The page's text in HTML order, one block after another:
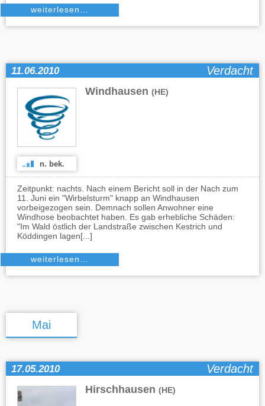
weiterlesen…
11.06.2010 Verdacht
Windhausen (HE)
n. bek.
Zeitpunkt: nachts. Nach einem Bericht soll in der Nach zum
11. Juni ein "Wirbelsturm" knapp an Windhausen
vorbeigezogen sein. Demnach sollen Anwohner eine
Windhose beobachtet haben. Es gab erhebliche Schäden:
"Im Wald östlich der Landstraße zwischen Kestrich und
Köddingen lagen[...]
weiterlesen…
Mai
17.05.2010 Verdacht
Hirschhausen (HE)